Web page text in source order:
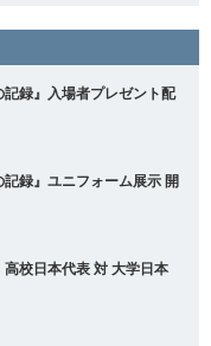
録』入場者プレゼント配
録』ユニフォーム展示 開
高校日本代表 対 大学日本